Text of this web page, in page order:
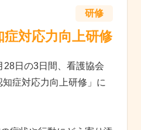
研修
対応力向上研修
日の3日間、看護協会
症対応力向上研修」に